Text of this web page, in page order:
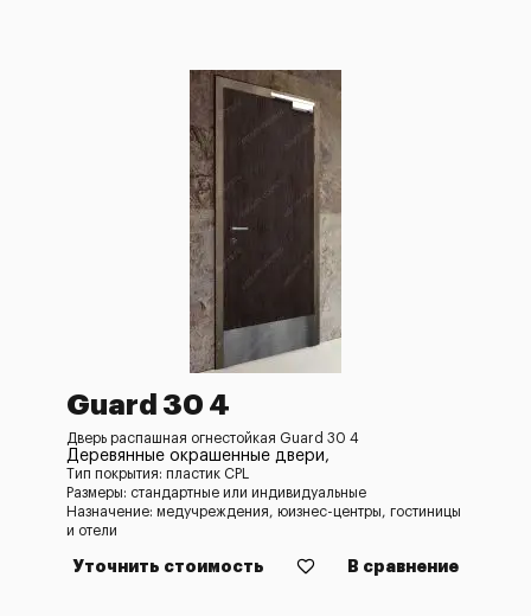
Guard 30 4
Дверь распашная огнестойкая Guard 30 4
Деревянные окрашенные двери,
Тип покрытия: пластик CPL
Размеры: стандартные или индивидуальные
Назначение: медучреждения, юизнес-центры, гостиницы
и отели
Уточнить стоимость В сравнение